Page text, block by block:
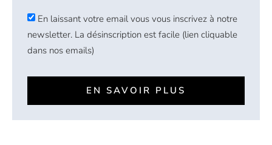
En laissant votre email vous vous inscrivez à notre
newsletter. La désinscription est facile (lien cliquable
dans nos emails)
EN SAVOIR PLUS